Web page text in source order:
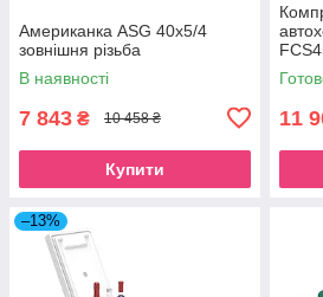
Американка ASG 40x5/4
зовнішня різьба
В наявності
7 843 ₴ 10 458 ₴
Купити
11
–13%